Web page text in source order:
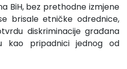
BiH, bez prethodne izmjene
brisale etničke odrednice,
diskriminacije građana
kao pripadnici jednog od